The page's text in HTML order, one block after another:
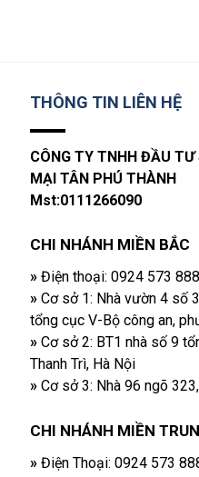
THÔNG TIN LIÊN HỆ
CÔNG TY TNHH ĐẦU
MẠI TÂN PHÚ THÀNH
Mst:0111266090
CHI NHÁNH MIỀN BẮC
» Điện thoại​: 0924 573
» Cơ sở 1: Nhà vườn 4 số
tổng cục V-Bộ công an,
» Cơ sở 2: BT1 nhà số 9
Thanh Trì, Hà Nội
» Cơ sở 3: Nhà 96 ngõ
CHI NHÁNH MIỀN
» Điện Thoại: 0924 573